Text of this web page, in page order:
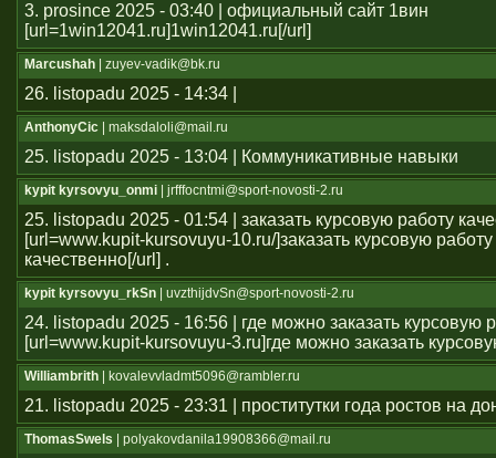
3. prosince 2025 - 03:40 | официальный сайт 1вин
[url=1win12041.ru]1win12041.ru[/url]
Marcushah | zuyev-vadik@bk.ru
26. listopadu 2025 - 14:34 |
AnthonyCic | maksdaloli@mail.ru
25. listopadu 2025 - 13:04 | Коммуникативные навыки
kypit kyrsovyu_onmi | jrfffocntmi@sport-novosti-2.ru
25. listopadu 2025 - 01:54 | заказать курсовую работу
[url=www.kupit-kursovuyu-10.ru/]заказать курсовую работу
качественно[/url] .
kypit kyrsovyu_rkSn | uvzthijdvSn@sport-novosti-2.ru
24. listopadu 2025 - 16:56 | где можно заказать курсовую
[url=www.kupit-kursovuyu-3.ru]где можно заказать
Williambrith | kovalevvladmt5096@rambler.ru
21. listopadu 2025 - 23:31 | проститутки года ростов на
ThomasSwels | polyakovdanila19908366@mail.ru